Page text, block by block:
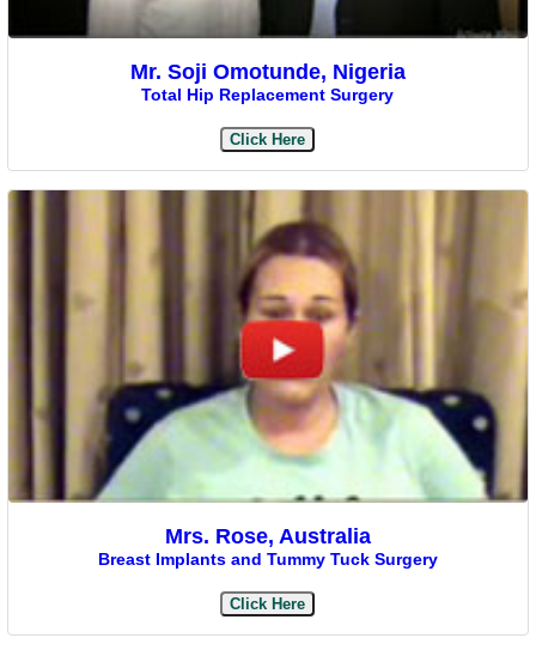
Mr. Soji Omotunde, Nigeria
Total Hip Replacement Surgery
Click Here
Mrs. Rose, Australia
Breast Implants and Tummy Tuck Surgery
Click Here